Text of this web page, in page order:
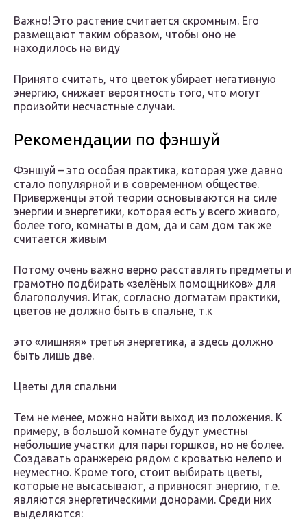
Важно! Это растение считается скромным. Его
размещают таким образом, чтобы оно не
находилось на виду
Принято считать, что цветок убирает негативную
энергию, снижает вероятность того, что могут
произойти несчастные случаи.
Рекомендации по фэншуй
Фэншуй – это особая практика, которая уже давно
стало популярной и в современном обществе.
Приверженцы этой теории основываются на силе
энергии и энергетики, которая есть у всего живого,
более того, комнаты в дом, да и сам дом так же
считается живым
Потому очень важно верно расставлять предметы и
грамотно подбирать «зелёных помощников» для
благополучия. Итак, согласно догматам практики,
цветов не должно быть в спальне, т.к
это «лишняя» третья энергетика, а здесь должно
быть лишь две.
Цветы для спальни
Тем не менее, можно найти выход из положения. К
примеру, в большой комнате будут уместны
небольшие участки для пары горшков, но не более.
Создавать оранжерею рядом с кроватью нелепо и
неуместно. Кроме того, стоит выбирать цветы,
которые не высасывают, а привносят энергию, т.е.
являются энергетическими донорами. Среди них
выделяются: